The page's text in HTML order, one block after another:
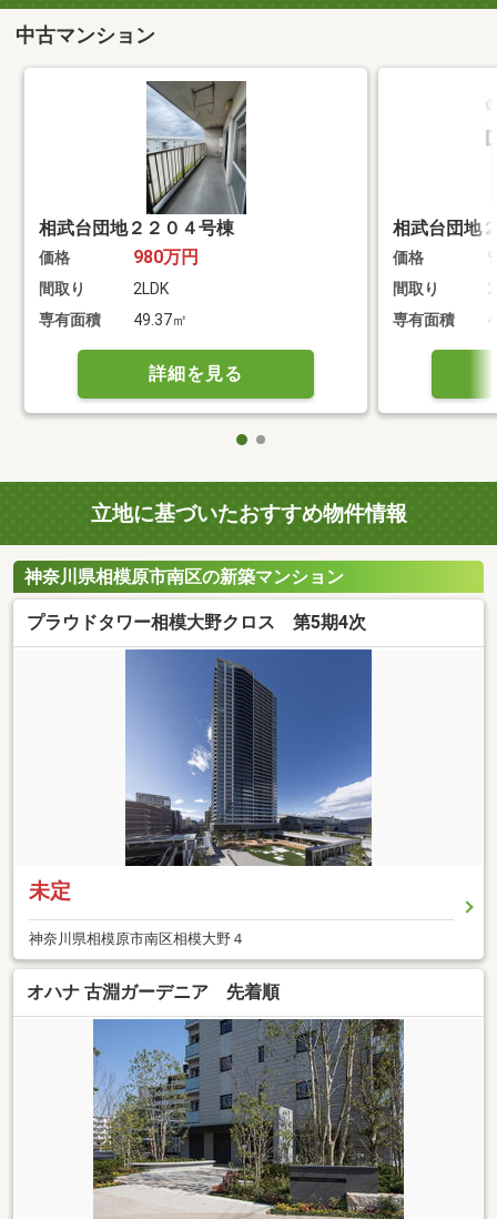
中古マンション
相武台団地２２０４号棟
価格 980万円
間取り
2LDK
専有面積
49.37㎡
詳細を見る
相武台団地
価格
間取り
専有面積
立地に基づいたおすすめ物件情報
神奈川県相模原市南区の新築マンション
プラウドタワー相模大野クロス 第5期4次
未定
神奈川県相模原市南区相模大野４
オハナ 古淵ガーデニア 先着順